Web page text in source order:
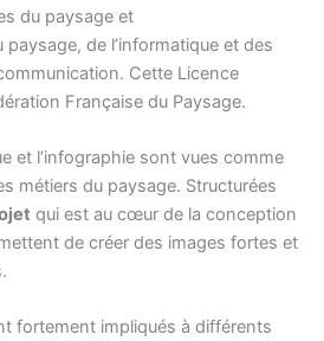
du paysage et
paysage, de l’informatique et des
Cette Licence
Française du Paysage.
et l’infographie sont vues comme
métiers du paysage. Structurées
qui est au cœur de la conception
de créer des images fortes et
fortement impliqués à différents